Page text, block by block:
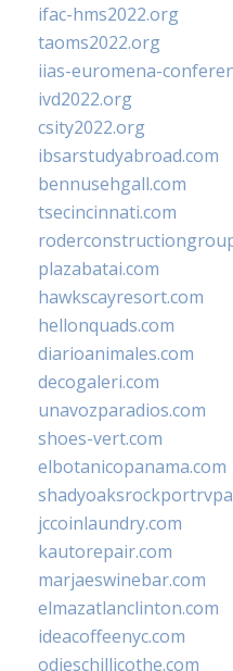
ifac-hms2022.org
taoms2022.org
iias-euromena-
ivd2022.org
csity2022.org
ibsarstudyabroad.com
bennusehgall.com
tsecincinnati.com
plazabatai.com
hawkscayresort.com
hellonquads.com
diarioanimales.com
decogaleri.com
unavozparadios.com
shoes-vert.com
elbotanicopanama.com
jccoinlaundry.com
kautorepair.com
marjaeswinebar.com
elmazatlanclinton.com
ideacoffeenyc.com
odieschillicothe.com